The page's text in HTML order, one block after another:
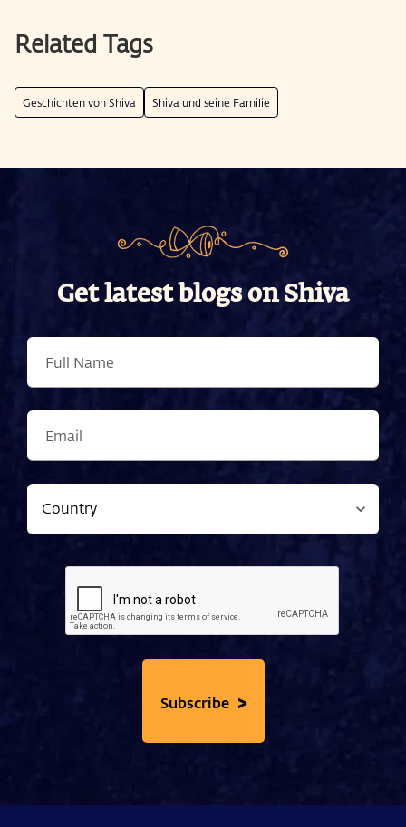
Related Tags
Geschichten von Shiva Shiva und seine Familie
Get latest blogs on Shiva
Subscribe >